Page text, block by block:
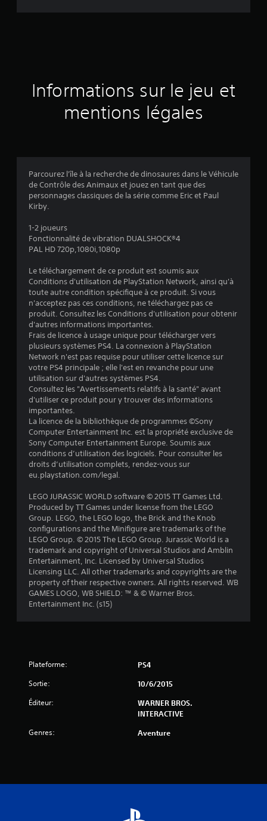
d
a
s
:
5
t
i
e
s
u
r
5
(
Informations sur le jeu et
mentions légales
Parcourez l'île à la recherche de dinosaures dans le Véhicule
de Contrôle des Animaux et jouez en tant que des
personnages classiques de la série comme Eric et Paul
Kirby.
1-2 joueurs
Fonctionnalité de vibration DUALSHOCK®4
PAL HD 720p,1080i,1080p
Le téléchargement de ce produit est soumis aux
Conditions d'utilisation de PlayStation Network, ainsi qu'à
toute autre condition spécifique à ce produit. Si vous
n'acceptez pas ces conditions, ne téléchargez pas ce
produit. Consultez les Conditions d'utilisation pour obtenir
d'autres informations importantes.
Frais de licence à usage unique pour télécharger vers
plusieurs systèmes PS4. La connexion à PlayStation
Network n'est pas requise pour utiliser cette licence sur
votre PS4 principale ; elle l'est en revanche pour une
utilisation sur d'autres systèmes PS4.
Consultez les "Avertissements relatifs à la santé" avant
d'utiliser ce produit pour y trouver des informations
importantes.
La licence de la bibliothèque de programmes ©Sony
Computer Entertainment Inc. est la propriété exclusive de
Sony Computer Entertainment Europe. Soumis aux
conditions d’utilisation des logiciels. Pour consulter les
droits d’utilisation complets, rendez-vous sur
eu.playstation.com/legal.
LEGO JURASSIC WORLD software © 2015 TT Games Ltd.
Produced by TT Games under license from the LEGO
Group. LEGO, the LEGO logo, the Brick and the Knob
configurations and the Minifigure are trademarks of the
LEGO Group. © 2015 The LEGO Group. Jurassic World is a
trademark and copyright of Universal Studios and Amblin
Entertainment, Inc. Licensed by Universal Studios
Licensing LLC. All other trademarks and copyrights are the
property of their respective owners. All rights reserved. WB
GAMES LOGO, WB SHIELD: ™ & © Warner Bros.
Entertainment Inc. (s15)
Plateforme: PS4
Sortie: 10/6/2015
Éditeur:
WARNER BROS.
INTERACTIVE
Genres: Aventure